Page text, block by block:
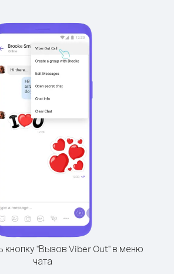
кнопку "Вызов Viber Out" в меню
чата